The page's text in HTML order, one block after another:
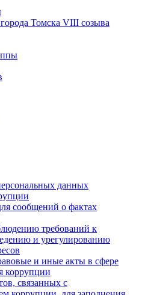
Томска VIII созыва
данных
сообщений о фактах
требований к
и урегулированию
и иные акты в сфере
коррупции
связанных с